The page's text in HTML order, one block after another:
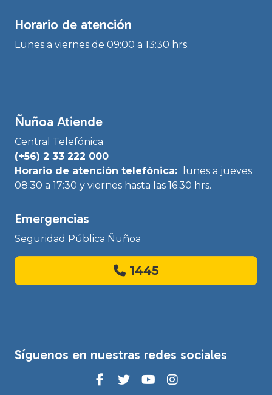
Horario de atención
Lunes a viernes de 09:00 a 13:30 hrs.
Ñuñoa Atiende
Central Telefónica
(+56) 2 33 222 000
Horario de atención telefónica:
lunes a jueves
08:30 a 17:30 y viernes hasta las 16:30 hrs.
Emergencias
Seguridad Pública Ñuñoa
1445
Síguenos en nuestras redes sociales